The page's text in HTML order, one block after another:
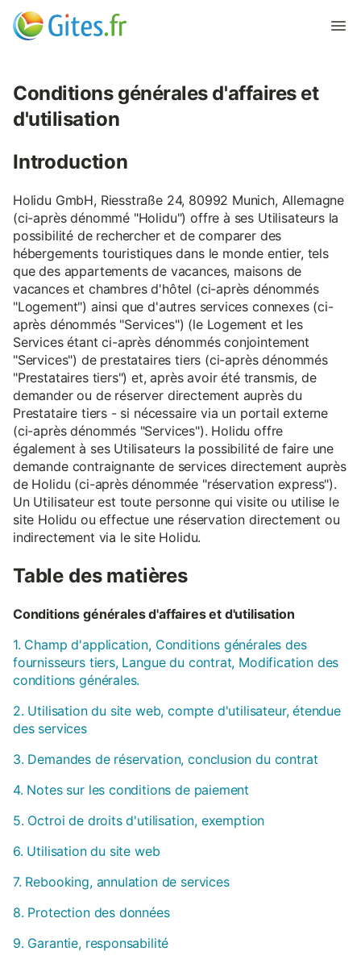
Conditions générales d'affaires et
d'utilisation
Introduction
Holidu GmbH, Riesstraße 24, 80992 Munich, Allemagne
(ci-après dénommé "Holidu") offre à ses Utilisateurs la
possibilité de rechercher et de comparer des
hébergements touristiques dans le monde entier, tels
que des appartements de vacances, maisons de
vacances et chambres d'hôtel (ci-après dénommés
"Logement") ainsi que d'autres services connexes (ci-
après dénommés "Services") (le Logement et les
Services étant ci-après dénommés conjointement
"Services") de prestataires tiers (ci-après dénommés
"Prestataires tiers") et, après avoir été transmis, de
demander ou de réserver directement auprès du
Prestataire tiers - si nécessaire via un portail externe
(ci-après dénommés "Services"). Holidu offre
également à ses Utilisateurs la possibilité de faire une
demande contraignante de services directement auprès
de Holidu (ci-après dénommée "réservation express").
Un Utilisateur est toute personne qui visite ou utilise le
site Holidu ou effectue une réservation directement ou
indirectement via le site Holidu.
Table des matières
Conditions générales d'affaires et d'utilisation
1. Champ d'application, Conditions générales des
fournisseurs tiers, Langue du contrat, Modification des
conditions générales.
2. Utilisation du site web, compte d'utilisateur, étendue
des services
3. Demandes de réservation, conclusion du contrat
4. Notes sur les conditions de paiement
5. Octroi de droits d'utilisation, exemption
6. Utilisation du site web
7. Rebooking, annulation de services
8. Protection des données
9. Garantie, responsabilité